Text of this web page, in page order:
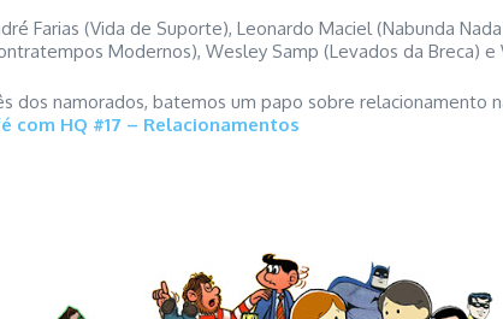
Farias (Vida de Suporte), Leonardo Maciel (Nabunda
Modernos), Wesley Samp (Levados da Breca)
dos namorados, batemos um papo sobre relacionamento
com HQ #17 – Relacionamentos